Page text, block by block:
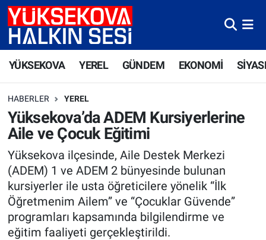
YÜKSEKOVA YEREL GÜNDEM EKONOMİ
HABERLER YEREL
Yüksekova’da ADEM Kursiyerlerine
Aile ve Çocuk Eğitimi
Yüksekova ilçesinde, Aile Destek Merkezi
(ADEM) 1 ve ADEM 2 bünyesinde bulunan
kursiyerler ile usta öğreticilere yönelik “İlk
Öğretmenim Ailem” ve “Çocuklar Güvende”
programları kapsamında bilgilendirme ve
eğitim faaliyeti gerçekleştirildi.
Yüksekova Nöbetçi Eczaneler
Süper Lig Puan Durumu ve Fikstür
Tüm Manşetler
Son Dakika Haberleri
Haber Arşivi